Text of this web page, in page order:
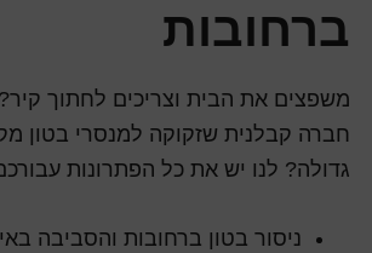
ברחובות
משפצים את הבית וצריכים לחתוך
חברה קבלנית שזקוקה למנסרי בטון
גדולה? לנו יש את כל הפתרונות
ניסור בטון ברחובות והסביבה